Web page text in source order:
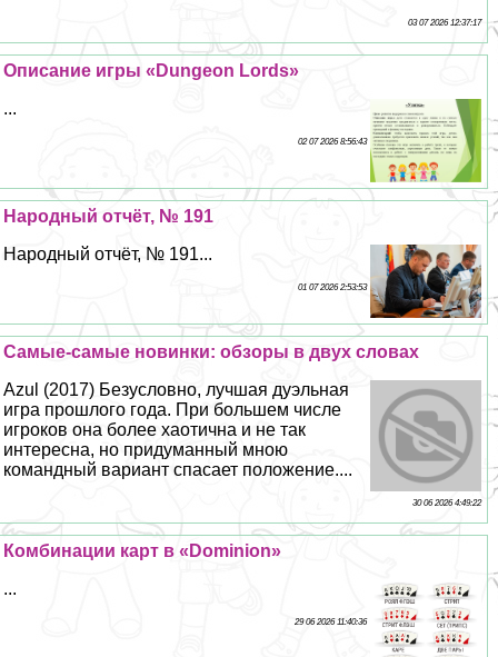
03 07 2026 12:37:17
Описание игры «Dungeon Lords»
...
02 07 2026 8:56:43
Народный отчёт, № 191
Народный отчёт, № 191...
01 07 2026 2:53:53
Самые-самые новинки: обзоры в двух словах
Azul (2017) Безусловно, лучшая дуэльная
игра прошлого года. При большем числе
игроков она более хаотична и не так
интересна, но придуманный мною
комaндный вариант спасает положение....
30 06 2026 4:49:22
Комбинации карт в «Dominion»
...
29 06 2026 11:40:36